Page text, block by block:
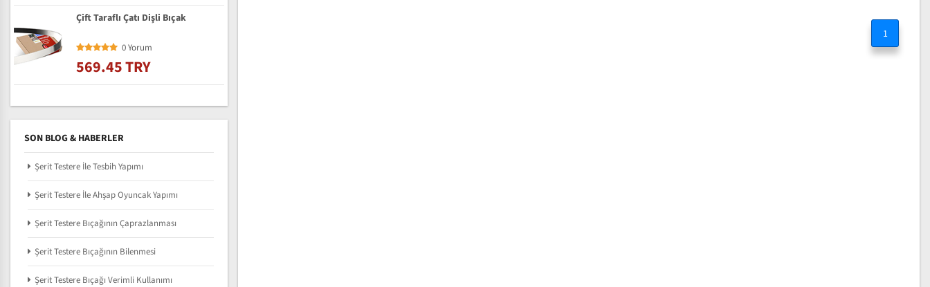
1
Çift Taraflı Çatı Dişli Bıçak
0 Yorum
569.45 TRY
SON BLOG & HABERLER
Şerit Testere İle Tesbih Yapımı
Şerit Testere İle Ahşap Oyuncak Yapımı
Şerit Testere Bıçağının Çaprazlanması
Şerit Testere Bıçağının Bilenmesi
Şerit Testere Bıçağı Verimli Kullanımı